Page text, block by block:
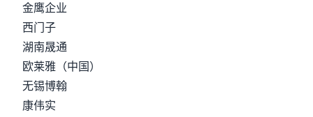
金鹰企业
西门子
湖南晟通
欧莱雅（中国）
无锡博翰
康伟实